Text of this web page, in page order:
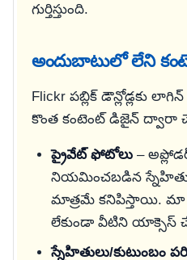
గుర్తిస్తుంది.
అందుబాటులో లేని
Flickr పబ్లిక్ డౌన్లోడ్లకు
కొంత కంటెంట్ డిజైన్ ద్వారా
ప్రైవేట్ ఫోటోలు–
నియమించబడిన
మాత్రమే కనిపిస్తాయి. మా
లేకుండా వీటిని యాక్సెస్
స్నేహితులు/కుటుంబం